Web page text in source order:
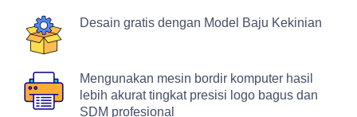
Desain gratis dengan Model Baju Kekinian
Mengunakan mesin bordir komputer hasil
lebih akurat tingkat presisi logo bagus dan
SDM profesional